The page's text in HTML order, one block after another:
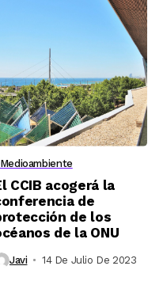
Medioambiente
CCIB acogerá la
de
de los
de la ONU
Javi 14 De Julio De 2023